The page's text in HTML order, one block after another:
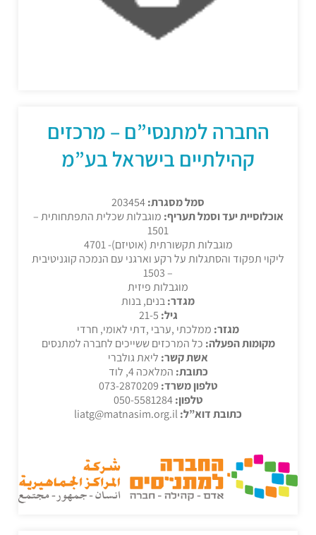
החברה למתנסי”ם – מרכזים
קהילתיים בישראל בע”מ
סמל מסגרת:
אוכלוסיית יעד וסמל תעריף: מוגבלות שכלית התפתחותית –
1501
מוגבלות תקשורתית (אוטיזם)- 4701
ליקוי תפקוד והסתגלות על רקע וארגני עם הנמכה קוגניטיבית
– 1503
מוגבלות פיזית
מגדר:בנים, בנות
גיל: 21-5
מגזר: ממלכתי ,ערבי ,דתי לאומי, חרדי
מקומות הפעלה: כל המרכזים ששייכים לחברה למתנסים
אשת קשר: ליאת גולברי
כתובת: המלאכה 4, לוד
טלפון משרד:
טלפון:050-5581284
כתובת דוא”ל: